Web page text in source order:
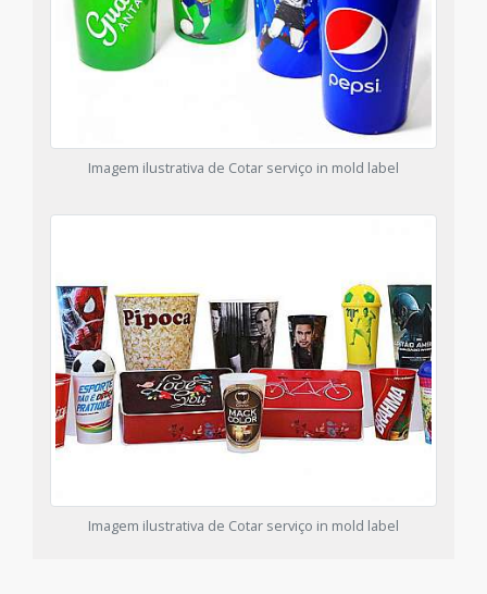
Imagem ilustrativa de Cotar serviço in mold label
Imagem ilustrativa de Cotar serviço in mold label